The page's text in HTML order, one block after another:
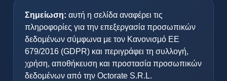
Σημείωση: αυτή η σελίδα αναφέρει τις
πληροφορίες για την επεξεργασία προσωπικών
δεδομένων σύμφωνα με τον Κανονισμό ΕΕ
679/2016 (GDPR) και περιγράφει τη συλλογή,
χρήση, αποθήκευση και προστασία προσωπικών
δεδομένων από την Octorate S.R.L.